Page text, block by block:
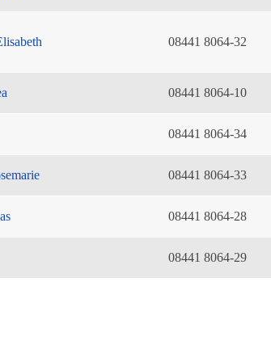
08441 8064-32
08441 8064-10
08441 8064-34
08441 8064-33
08441 8064-28
08441 8064-29